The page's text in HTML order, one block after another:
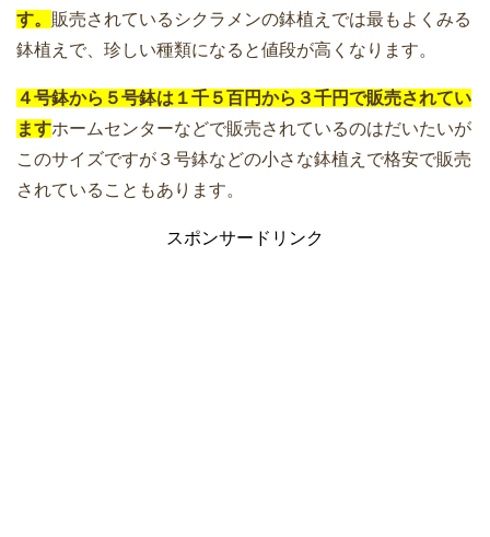
す。 販売されているシクラメンの鉢植えでは最もよくみる
鉢植えで、珍しい種類になると値段が高くなります。
４号鉢から５号鉢は１千５百円から３千円で販売されてい
ますホームセンターなどで販売されているのはだいたいが
このサイズですが３号鉢などの小さな鉢植えで格安で販売
されていることもあります。
スポンサードリンク